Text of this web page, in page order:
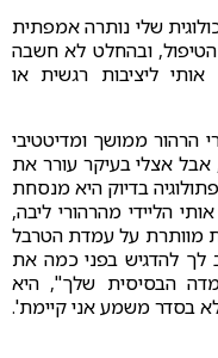
שלי נותרה אמפתית
הטיפול, ובהחלט לא חשבה
ליציבות רגשית או
הרהור ממושך ומדיטטיבי
אבל אצלי בעיקר עורר את
בדיוק היא מנסחת
הליידי מהרהורי ליבה,
מוותרת על עמדת הטרבל
לך להדגיש בפני כמה את
הבסיסית שלך", היא
בסדר משמע אני קיימת'.